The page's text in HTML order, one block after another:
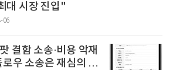
대 시장 진입"
06
결함 소송·비용 악재
우 소송은 재심의 청